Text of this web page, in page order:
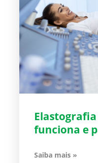
funciona e
Saiba mais »